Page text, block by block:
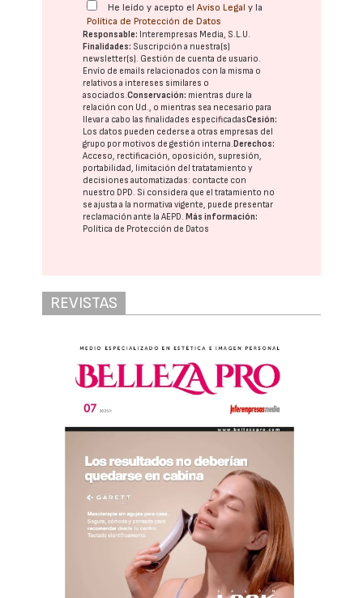
He leído y acepto elAviso Legal y la
Política de Protección de Datos
Responsable: Interempresas Media, S.L.U.
Finalidades: Suscripción a nuestra(s)
newsletter(s). Gestión de cuenta de usuario.
Envío de emails relacionados con la misma o
relativos a intereses similares o
asociados.Conservación: mientras dure la
relación con Ud., o mientras sea necesario para
llevar a cabo las finalidades especificadasCesión:
Los datos pueden cederse a otras empresas del
grupo por motivos de gestión interna.Derechos:
Acceso, rectificación, oposición, supresión,
portabilidad, limitación del tratatamiento y
decisiones automatizadas: contacte con
nuestro DPD. Si considera que el tratamiento no
se ajusta a la normativa vigente, puede presentar
reclamación ante laAEPD.Más información:
Política de Protección de Datos
REVISTAS